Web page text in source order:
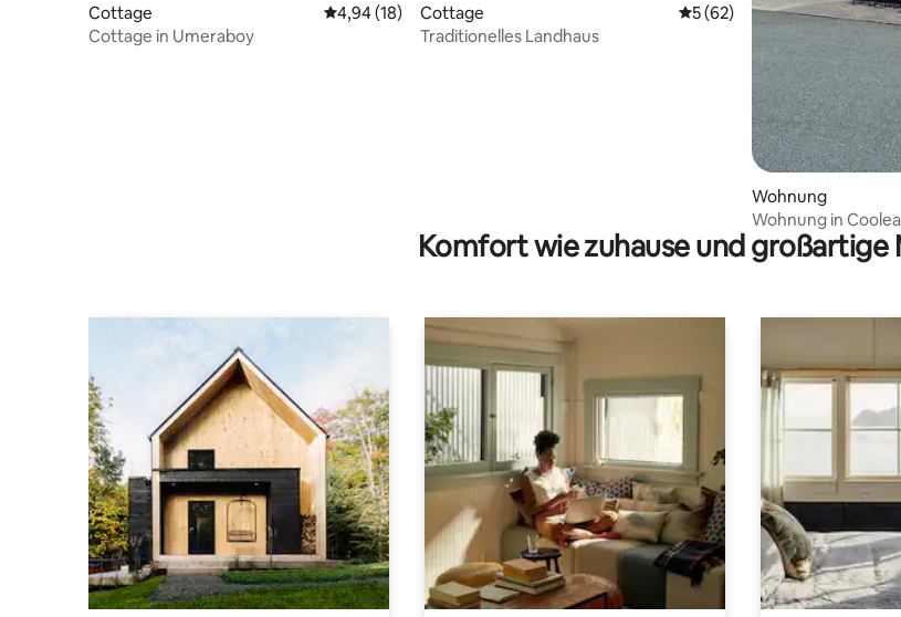
Cottage Durchschnittliche Bewertung: 4,94 von 5, 18 Bewertungen
4,94 (18)
Cottage in Umeraboy
Cottage Durchschnittliche
5 (62)
Traditionelles Landhaus
Wohnung
Wohnung in Coolea
Komfort wie zuhause und großartige